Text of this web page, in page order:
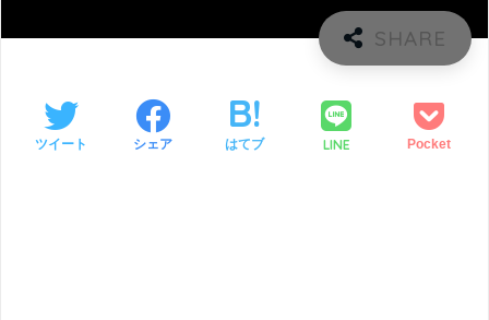
ツイート シェア はてブ LINE Pocket